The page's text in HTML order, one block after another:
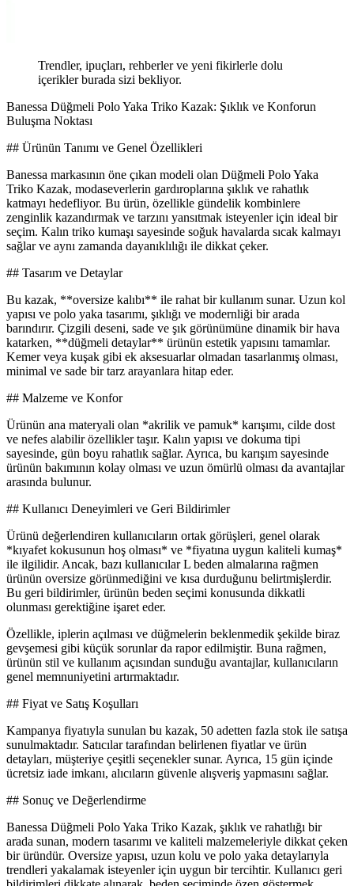
Trendler, ipuçları, rehberler ve yeni fikirlerle dolu
içerikler burada sizi bekliyor.
Banessa Düğmeli Polo Yaka Triko Kazak: Şıklık ve Konforun
Buluşma Noktası
## Ürünün Tanımı ve Genel Özellikleri
Banessa markasının öne çıkan modeli olan Düğmeli Polo Yaka
Triko Kazak, modaseverlerin gardıroplarına şıklık ve rahatlık
katmayı hedefliyor. Bu ürün, özellikle gündelik kombinlere
zenginlik kazandırmak ve tarzını yansıtmak isteyenler için ideal bir
seçim. Kalın triko kumaşı sayesinde soğuk havalarda sıcak kalmayı
sağlar ve aynı zamanda dayanıklılığı ile dikkat çeker.
## Tasarım ve Detaylar
Bu kazak, **oversize kalıbı** ile rahat bir kullanım sunar. Uzun kol
yapısı ve polo yaka tasarımı, şıklığı ve modernliği bir arada
barındırır. Çizgili deseni, sade ve şık görünümüne dinamik bir hava
katarken, **düğmeli detaylar** ürünün estetik yapısını tamamlar.
Kemer veya kuşak gibi ek aksesuarlar olmadan tasarlanmış olması,
minimal ve sade bir tarz arayanlara hitap eder.
## Malzeme ve Konfor
Ürünün ana materyali olan *akrilik ve pamuk* karışımı, cilde dost
ve nefes alabilir özellikler taşır. Kalın yapısı ve dokuma tipi
sayesinde, gün boyu rahatlık sağlar. Ayrıca, bu karışım sayesinde
ürünün bakımının kolay olması ve uzun ömürlü olması da avantajlar
arasında bulunur.
## Kullanıcı Deneyimleri ve Geri Bildirimler
Ürünü değerlendiren kullanıcıların ortak görüşleri, genel olarak
*kıyafet kokusunun hoş olması* ve *fiyatına uygun kaliteli kumaş*
ile ilgilidir. Ancak, bazı kullanıcılar L beden almalarına rağmen
ürünün oversize görünmediğini ve kısa durduğunu belirtmişlerdir.
Bu geri bildirimler, ürünün beden seçimi konusunda dikkatli
olunması gerektiğine işaret eder.
Özellikle, iplerin açılması ve düğmelerin beklenmedik şekilde biraz
gevşemesi gibi küçük sorunlar da rapor edilmiştir. Buna rağmen,
ürünün stil ve kullanım açısından sunduğu avantajlar, kullanıcıların
genel memnuniyetini artırmaktadır.
## Fiyat ve Satış Koşulları
Kampanya fiyatıyla sunulan bu kazak, 50 adetten fazla stok ile satışa
sunulmaktadır. Satıcılar tarafından belirlenen fiyatlar ve ürün
detayları, müşteriye çeşitli seçenekler sunar. Ayrıca, 15 gün içinde
ücretsiz iade imkanı, alıcıların güvenle alışveriş yapmasını sağlar.
## Sonuç ve Değerlendirme
Banessa Düğmeli Polo Yaka Triko Kazak, şıklık ve rahatlığı bir
arada sunan, modern tasarımı ve kaliteli malzemeleriyle dikkat çeken
bir üründür. Oversize yapısı, uzun kolu ve polo yaka detaylarıyla
trendleri yakalamak isteyenler için uygun bir tercihtir. Kullanıcı geri